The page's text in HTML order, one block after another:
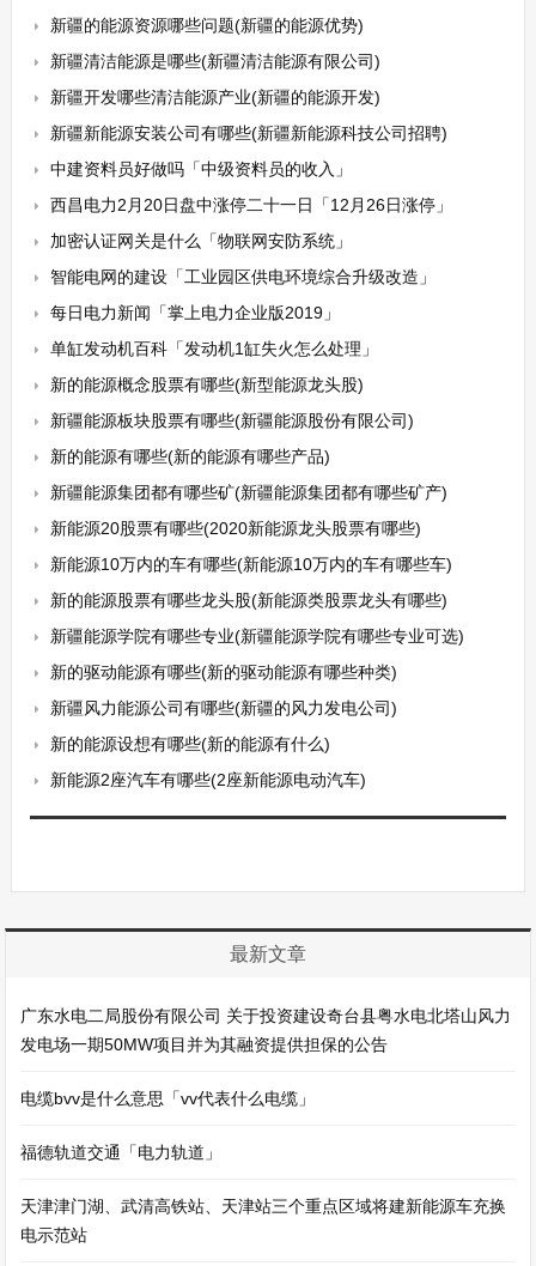
新疆的能源资源哪些问题(新疆的能源优势)
新疆清洁能源是哪些(新疆清洁能源有限公司)
新疆开发哪些清洁能源产业(新疆的能源开发)
新疆新能源安装公司有哪些(新疆新能源科技公司招聘)
中建资料员好做吗「中级资料员的收入」
西昌电力2月20日盘中涨停二十一日「12月26日涨停」
加密认证网关是什么「物联网安防系统」
智能电网的建设「工业园区供电环境综合升级改造」
每日电力新闻「掌上电力企业版2019」
单缸发动机百科「发动机1缸失火怎么处理」
新的能源概念股票有哪些(新型能源龙头股)
新疆能源板块股票有哪些(新疆能源股份有限公司)
新的能源有哪些(新的能源有哪些产品)
新疆能源集团都有哪些矿(新疆能源集团都有哪些矿产)
新能源20股票有哪些(2020新能源龙头股票有哪些)
新能源10万内的车有哪些(新能源10万内的车有哪些车)
新的能源股票有哪些龙头股(新能源类股票龙头有哪些)
新疆能源学院有哪些专业(新疆能源学院有哪些专业可选)
新的驱动能源有哪些(新的驱动能源有哪些种类)
新疆风力能源公司有哪些(新疆的风力发电公司)
新的能源设想有哪些(新的能源有什么)
新能源2座汽车有哪些(2座新能源电动汽车)
最新文章
广东水电二局股份有限公司 关于投资建设奇台县粤水电北塔山风力
发电场一期50MW项目并为其融资提供担保的公告
电缆bvv是什么意思「vv代表什么电缆」
福德轨道交通「电力轨道」
天津津门湖、武清高铁站、天津站三个重点区域将建新能源车充换
电示范站